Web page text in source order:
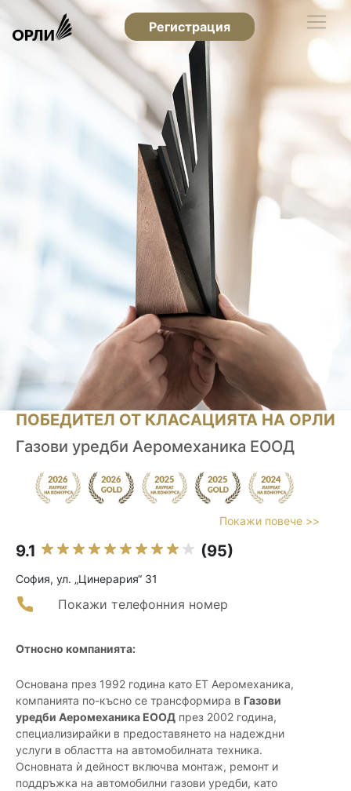
Регистрация
ПОБЕДИТЕЛ ОТ КЛАСАЦИЯТА НА ОРЛИ
Газови уредби Аеромеханика ЕООД
Покажи повече >>
9.1 (95)
София, ул. „Цинерария“ 31
Покажи телефонния номер
Относно компанията:
Основана през 1992 година като ЕТ Аеромеханика,
компанията по-късно се трансформира в Газови
уредби Аеромеханика ЕООД през 2002 година,
специализирайки в предоставянето на надеждни
услуги в областта на автомобилната техника.
Основната ѝ дейност включва монтаж, ремонт и
поддръжка на автомобилни газови уредби, като